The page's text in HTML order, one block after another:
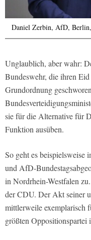
Daniel Zerbin, AfD,
Unglaublich, aber wahr:
Bundeswehr, die ihren
Grundordnung
sie für die Alternative für
Funktion ausüben.
So geht es beispielsweise
und AfD-
in Nordrhein-Westfalen
der CDU. Der Akt seiner
mittlerweile exemplarisch
größten Oppositionspartei